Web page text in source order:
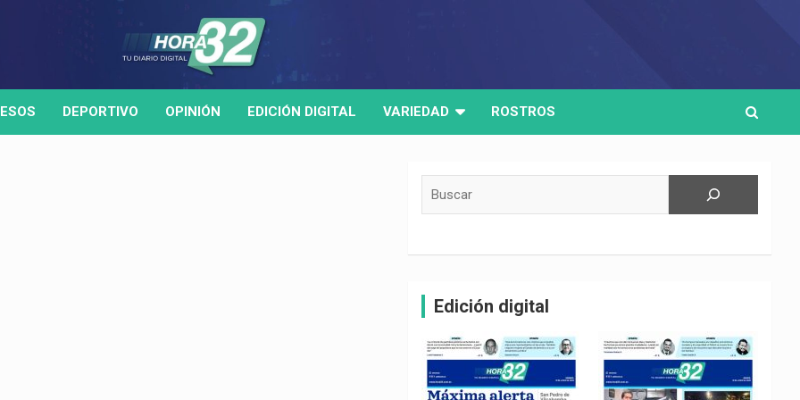
DEPORTIVO OPINIÓN EDICIÓN DIGITAL VARIEDAD ROSTROS
Edición digital